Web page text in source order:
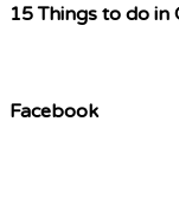
15 Things to do in
Facebook